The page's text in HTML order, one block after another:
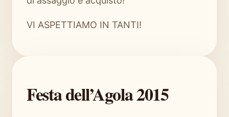
VI ASPETTIAMO IN TANTI!
Festa dell’Agola 2015